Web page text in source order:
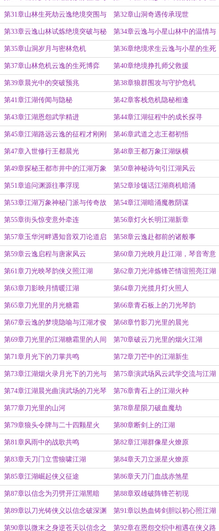
家族羁绊
第31章山林生死劫云逸绝境突围与
野兽鏖战
第32章山洞奇遇传承现世
第33章云逸山林试炼绝境突破与秘
境奇遇
第34章云逸与小星山林中的温情与
神秘
第35章山洞岁月与密林危机 第36章绝境求生云逸与小星的生死
逃亡
第37章山林危机云逸的生死博弈 第40章绝境挣扎师父救援
第39章晨光中的突破预兆 第38章狼群围攻与守护危机
第41章江湖传闻与隐秘 第42章客栈危机隐秘相逢
第43章江湖恩怨武学精进 第44章江湖征程中的成长探寻
第45章江湖路远云逸的征程才刚刚
开始
第46章武道之志王都初悟
第47章入世修行王都晨光 第48章王都万象江湖纵横
第49章探秘王都市井中的江湖万象 第50章神秘诗句引江湖风云
第51章追问渊源往事浮现 第52章珍馐话江湖商机暗涌
第53章江湖万象神秘门派与传奇故
事
第54章江湖暗涌魔教阴谋
第55章街头惊变意外牵连 第56章灯火长明江湖新章
第57章玉华河畔遇知音双刀论道启
新程
第58章云逸赴都前的诸般事
第59章云逸启程与唐家风云 第60章刀光映月赴江湖，琴音寄意
守道义
第61章刀光映琴韵侠义照江湖 第62章刀光淬炼锋芒情谊照亮江湖
第63章刀影映月情暖江湖 第64章刀光揽月灯火照人
第65章刀光里的月光糖霜 第66章青石板上的刀光琴韵
第67章云逸的梦境隐喻与江湖才俊
之争
第68章竹影刀光里的晨光
第69章刀光里的江湖糖霜里的人间 第70章破云刀光里的烟火江湖
第71章月光下的刀掌共鸣 第72章刀芒中的江湖新生
第73章江湖烟火录月光下的刀光与
人间情
第75章演武场风云武学交流与江湖
新章
第74章江湖晨光曲演武场的刀光琴
韵
第76章青石上的江湖火种
第77章刀光里的山河 第78章星陨刀破血魔劫
第79章狼头令牌与二十四颗星火 第80章断剑上的江湖
第81章风雨中的战歌共鸣 第82章江湖群像星火燎原
第83章天刀门立雪狼啸江湖 第84章天刀立派星火燎原
第85章江湖崛起侠义征途 第86章天刀门血战赤煞星
第87章以信念为刃劈开江湖黑暗 第88章双雄破阵锋芒初现
第89章以刀光铸侠义以信念破深渊 第91章以热血铸剑胆以初心照江湖
第90章以微末之身逆苍天以信念之 第92章在恩怨交织中相遇在侠义路